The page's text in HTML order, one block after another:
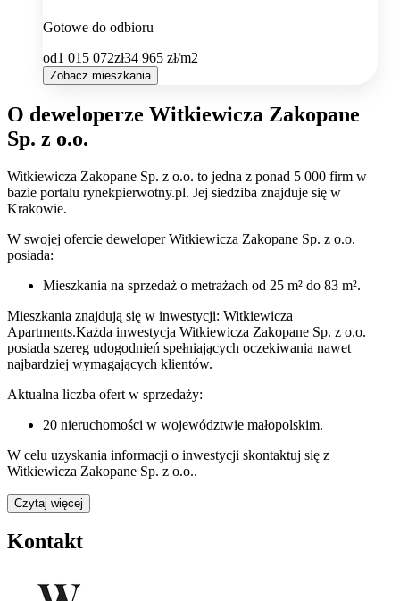
Gotowe do odbioru
od1 015 072zł34 965 zł/m2
Zobacz mieszkania
O deweloperze Witkiewicza Zakopane
Sp. z o.o.
Witkiewicza Zakopane Sp. z o.o. to jedna z ponad 5 000 firm w
bazie portalu rynekpierwotny.pl. Jej siedziba znajduje się w
Krakowie.
W swojej ofercie deweloper Witkiewicza Zakopane Sp. z o.o.
posiada:
Mieszkania na sprzedaż o metrażach od 25 m² do 83 m².
Mieszkania znajdują się w inwestycji: Witkiewicza
Apartments.Każda inwestycja Witkiewicza Zakopane Sp. z o.o.
posiada szereg udogodnień spełniających oczekiwania nawet
najbardziej wymagających klientów.
Aktualna liczba ofert w sprzedaży:
20 nieruchomości w województwie małopolskim.
W celu uzyskania informacji o inwestycji skontaktuj się z
Witkiewicza Zakopane Sp. z o.o..
Czytaj więcej
Kontakt